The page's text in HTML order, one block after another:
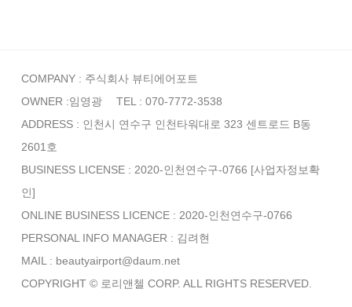
COMPANY : 주식회사 뷰티에어포트
OWNER :임영광
TEL : 070-7772-3538
ADDRESS : 인천시 연수구 인천타워대로 323 센트로드 B동
2601호
BUSINESS LICENSE : 2020-인천연수구-0766 [사업자정보확
인]
ONLINE BUSINESS LICENCE : 2020-인천연수구-0766
PERSONAL INFO MANAGER : 김려현
MAIL : beautyairport@daum.net
COPYRIGHT © 로리앤첼 CORP. ALL RIGHTS RESERVED.